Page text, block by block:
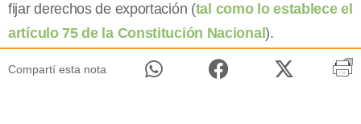
fijar derechos de exportación (tal como lo establece el
artículo 75 de la Constitución Nacional).
Compartí esta nota